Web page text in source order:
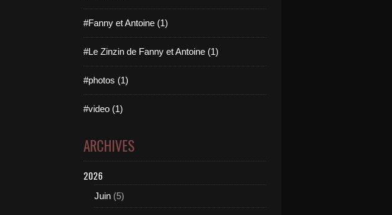
#Fanny et Antoine (1)
#Le Zinzin de Fanny et Antoine (1)
#photos (1)
#video (1)
ARCHIVES
2026
Juin (5)